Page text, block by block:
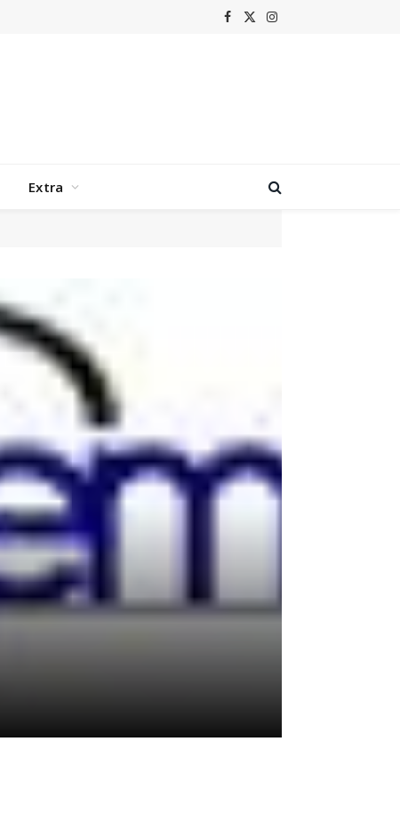
Facebook
X
Instagram
Extra